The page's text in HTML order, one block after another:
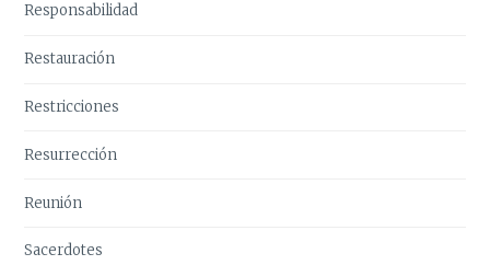
Responsabilidad
Restauración
Restricciones
Resurrección
Reunión
Sacerdotes